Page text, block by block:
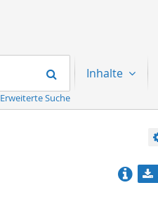
Suchen
Erweiterte Suche
Inhalte